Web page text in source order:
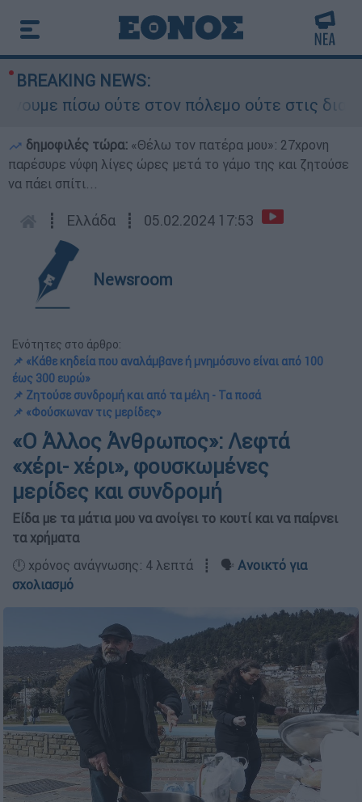
BREAKING NEWS:
πίσω ούτε στον πόλεμο ούτε στις
δημοφιλές τώρα: «Θέλω τον πατέρα μου»: 27χρονη
παρέσυρε νύφη λίγες ώρες μετά το γάμο της και ζητούσε
να πάει σπίτι...
┋ Ελλάδα ┋ 05.02.2024 17:53
Newsroom
Ενότητες στο άρθρο:
📌 «Κάθε κηδεία που αναλάμβανε ή μνημόσυνο είναι από 100
έως 300 ευρώ»
📌 Ζητούσε συνδρομή και από τα μέλη - Τα ποσά
📌 «Φούσκωναν τις μερίδες»
«Ο Άλλος Άνθρωπος»: Λεφτά
«χέρι- χέρι», φουσκωμένες
μερίδες και συνδρομή
Είδα με τα μάτια μου να ανοίγει το κουτί και να παίρνει
τα χρήματα
🕛 χρόνος ανάγνωσης: 4 λεπτά ┋ 🗣️ Ανοικτό για
σχολιασμό